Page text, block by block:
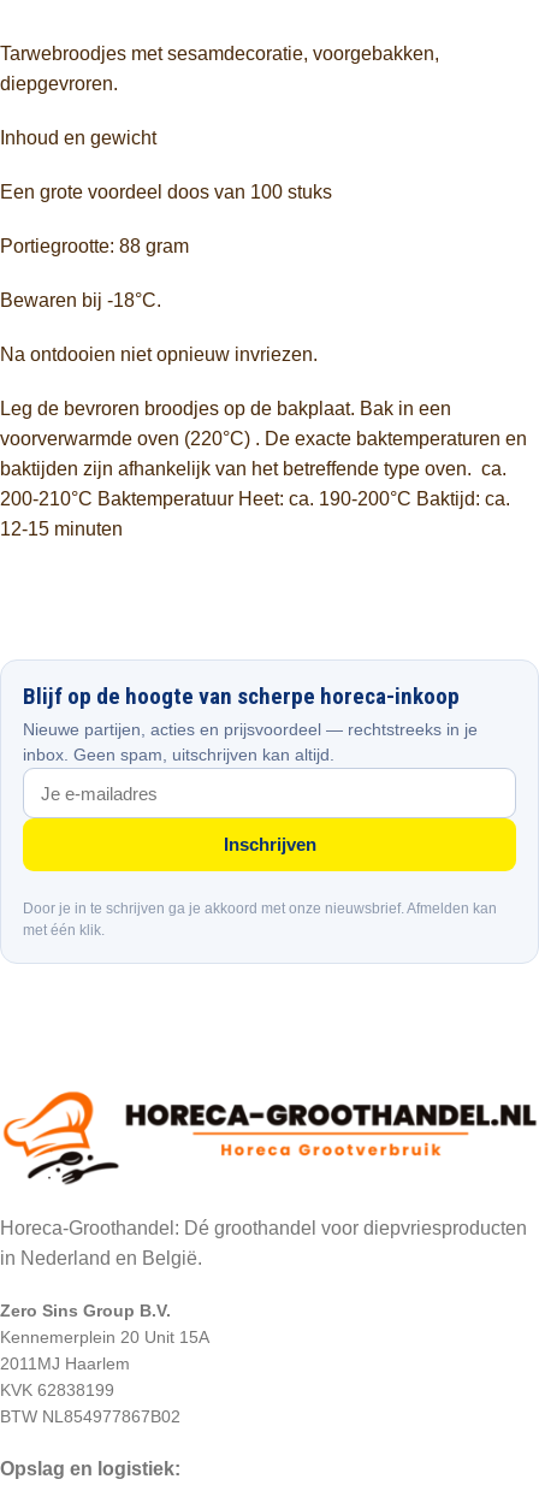
Tarwebroodjes met sesamdecoratie, voorgebakken,
diepgevroren.
Inhoud en gewicht
Een grote voordeel doos van 100 stuks
Portiegrootte: 88 gram
Bewaren bij -18°C.
Na ontdooien niet opnieuw invriezen.
Leg de bevroren broodjes op de bakplaat. Bak in een
voorverwarmde oven (220°C) . De exacte baktemperaturen en
baktijden zijn afhankelijk van het betreffende type oven. ca.
200-210°C Baktemperatuur Heet: ca. 190-200°C Baktijd: ca.
12-15 minuten
Blijf op de hoogte van scherpe horeca-inkoop
Nieuwe partijen, acties en prijsvoordeel — rechtstreeks in je
inbox. Geen spam, uitschrijven kan altijd.
Inschrijven
Door je in te schrijven ga je akkoord met onze nieuwsbrief. Afmelden kan
met één klik.
Horeca-Groothandel: Dé groothandel voor diepvriesproducten
in Nederland en België.
Zero Sins Group B.V.
Kennemerplein 20 Unit 15A
2011MJ Haarlem
KVK 62838199
BTW NL854977867B02
Opslag en logistiek: